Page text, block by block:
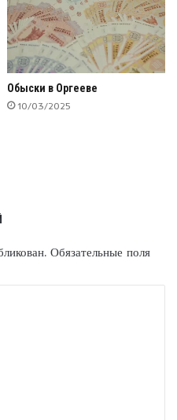
Обыски в Оргееве
10/03/2025
Обязательные поля